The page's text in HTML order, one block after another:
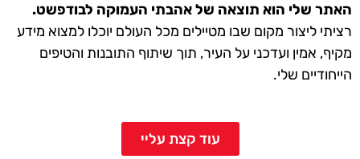
האתר שלי הוא תוצאה של אהבתי העמוקה לבודפשט.
רציתי ליצור מקום שבו מטיילים מכל העולם יוכלו למצוא מידע
מקיף, אמין ועדכני על העיר, תוך שיתוף התובנות והטיפים
הייחודיים שלי.
עוד קצת עליי